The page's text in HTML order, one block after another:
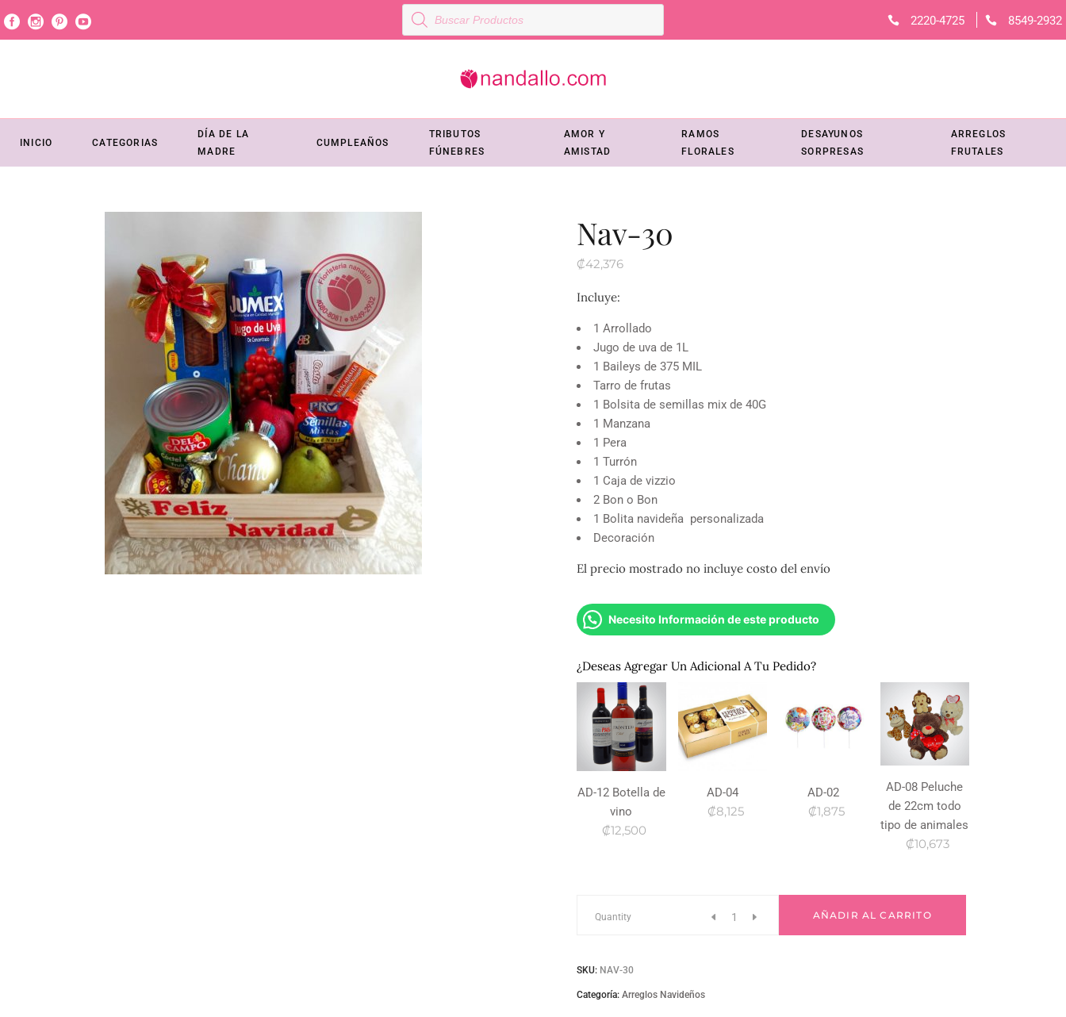
Búsqueda
productos
2220-4725 8549-2932
INICIO CATEGORIAS
DÍA DE LA
MADRE
CUMPLEAÑOS
TRIBUTOS
FÚNEBRES
AMOR Y
AMISTAD
RAMOS
FLORALES
DESAYUNOS
SORPRESAS
ARREGLOS
FRUTALES
Nav-30
₡42,376
Incluye:
1 Arrollado
Jugo de uva de 1L
1 Baileys de 375 MIL
Tarro de frutas
1 Bolsita de semillas mix de 40G
1 Manzana
1 Pera
1 Turrón
1 Caja de vizzio
2 Bon o Bon
1 Bolita navideña personalizada
Decoración
El precio mostrado no incluye costo del envío
Necesito Información de este producto
¿Deseas Agregar Un Adicional A Tu Pedido?
AD-12 Botella de
vino
₡12,500
AD-04
₡8,125
AD-02
₡1,875
AD-08 Peluche
de 22cm todo
tipo de animales
₡10,673
Nav-
quantity
Quantity AÑADIR AL CARRITO
SKU: NAV-30
Categoría: Arreglos Navideños